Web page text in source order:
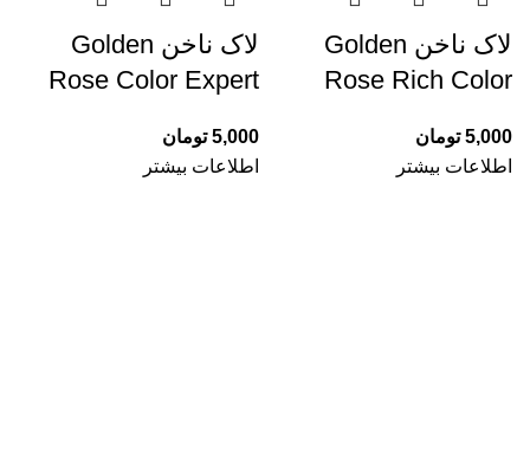
لاک ناخن Golden
Rose Rich Color
5,000 تومان
اطلاعات بیشتر
لاک ناخن Golden
Rose Color Expert
5,000 تومان
اطلاعات بیشتر